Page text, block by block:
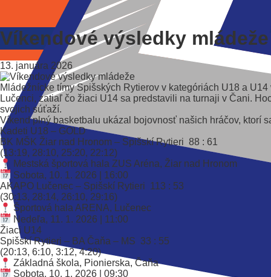
Víkendové výsledky mládeže
13. januára 2026
Mládežnícke tímy Spišských Rytierov v kategóriách U18 a
Lučenci, zatiaľ čo žiaci U14 sa predstavili na turnaji v Čani.
svojich súťaží.
Víkend plný basketbalu ukázal bojovnosť našich hráčov, ktorí
Kadeti U18 – GOLD
BK MŠK Žiar nad Hronom – Spišskí Rytieri 88 : 61
(13:19, 28:10, 25:20, 22:12)
Mestská športová hala ZUS Aréna, Žiar nad Hronom
Sobota, 10. 1. 2026 | 16:00
AKAPO Lučenec – Spišskí Rytieri 113 : 53
(30:13, 28:14, 26:10, 29:16)
Športová hala ARENA, Lučenec
Nedeľa, 11. 1. 2026 | 11:00
Žiaci U14
Spišskí Rytieri – BA Čaňa – MS 33 : 55
(20:13, 6:10, 3:12, 4:20)
Základná škola, Pionierska, Čaňa
Sobota, 10. 1. 2026 | 09:30